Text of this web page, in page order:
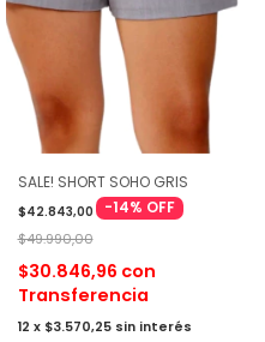
SALE! SHORT SOHO GRIS
$42.843,00 -14% OFF
$49.990,00
$30.846,96 con
Transferencia
12 x $3.570,25 sin interés